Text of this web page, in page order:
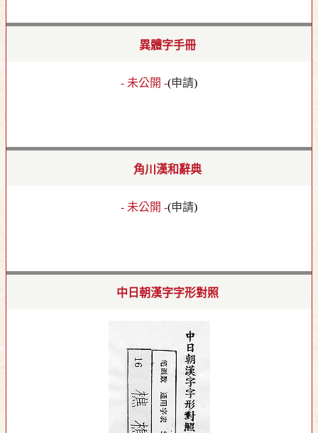
異體字手冊
- 未公開 -(申請)
角川漢和辭典
- 未公開 -(申請)
中日朝漢字字形對照